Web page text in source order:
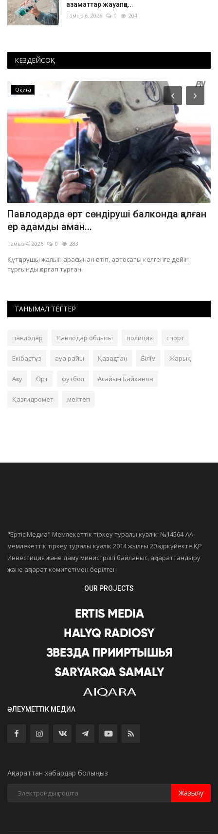
азаматтар жауапқа...
Тамыз 6, 2026 0 204
КЕЗДЕЙСОҚ
Оқиға
Павлодарда өрт сөндіруші балконда қалған
ер адамды аман...
Тамыз 4, 2026 0 283
Құтқарушы жалын арасынан өтіп, автосаты келгенге дейін
тұрғынды қорғап тұрған.
ТАНЫМАЛ ТЕГТЕР
павлодар Павлодар облысы полиция спорт
Екібастұз ауа райы Қазақстан Білім Жарық
Ақсу Өрт футбол Асайын Байханов
Қазгидромет мектеп
"Ертiс Медиа" Мемлекеттік тіркеу туралы куәлік: №14564-АА
мемлекеттік тіркеу туралы куәлік 2014 жылғы 20 қыркүйекте ҚР
Инвестиция және даму министрлігі байланыс, ақпараттандыру
және ақпарат комитетімен берілген
OUR PROJECTS
ӘЛЕУМЕТТІК МЕДИА
Ақпараттан хабардар болыңыз
Жазылу